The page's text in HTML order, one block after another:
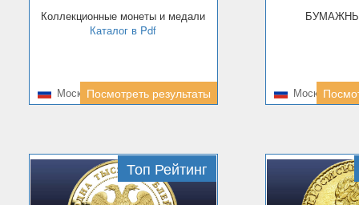
Коллекционные монеты и медали
Каталог в Pdf
МоскваПосмотреть результаты Москва
Топ Рейтинг